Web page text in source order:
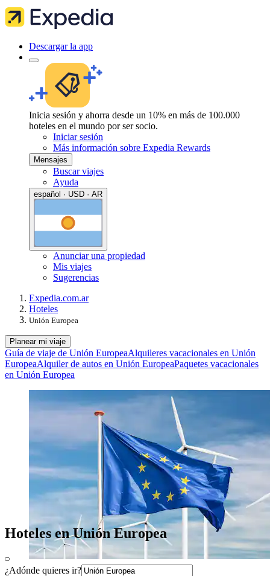
Descargar la app
Inicia sesión y ahorra desde un 10% en más de 100.000
hoteles en el mundo por ser socio.
Iniciar sesión
Más información sobre Expedia Rewards
Mensajes
Buscar viajes
Ayuda
español · USD · AR
Anunciar una propiedad
Mis viajes
Sugerencias
Expedia.com.ar
Hoteles
Unión Europea
Planear mi viaje
Guía de viaje de Unión EuropeaAlquileres vacacionales en Unión
EuropeaAlquiler de autos en Unión EuropeaPaquetes vacacionales
en Unión Europea
Hoteles en Unión Europea
¿Adónde quieres ir?